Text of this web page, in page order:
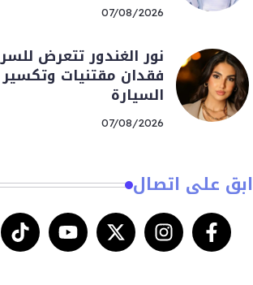
07/08/2026
نور الغندور تتعرض
فقدان مقتنيات
السيارة
07/08/2026
ابق على اتصال